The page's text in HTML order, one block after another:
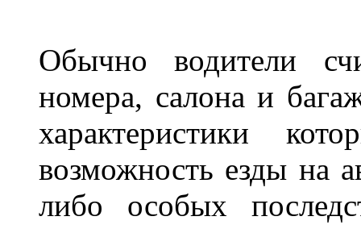
Обычно водители
номера, салона и
характеристики
возможность езды на
либо особых